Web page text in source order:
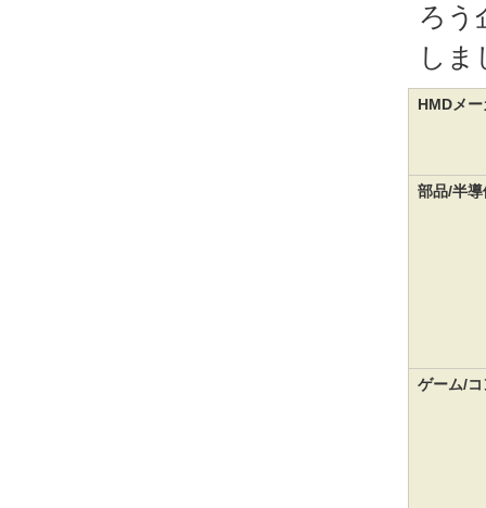
ろう
しま
HMDメ
部品/半
ゲーム/